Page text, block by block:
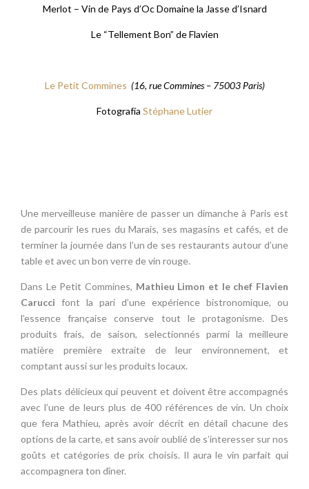
Merlot – Vin de Pays d’Oc Domaine la Jasse d’Isnard
Le “Tellement Bon” de Flavien
Le Petit Commines (16, rue Commines – 75003 Paris)
Fotografía Stéphane Lutier
Une merveilleuse manière de passer un dimanche à Paris est
de parcourir les rues du Marais, ses magasins et cafés, et de
terminer la journée dans l’un de ses restaurants autour d’une
table et avec un bon verre de vin rouge.
Dans Le Petit Commines, Mathieu Limon et le chef Flavien
Carucci font la pari d’une expérience bistronomique, ou
l’essence française conserve tout le protagonisme. Des
produits frais, de saison, selectionnés parmi la meilleure
matière première extraite de leur environnement, et
comptant aussi sur les produits locaux.
Des plats délicieux qui peuvent et doivent être accompagnés
avec l’une de leurs plus de 400 références de vin. Un choix
que fera Mathieu, après avoir décrit en détail chacune des
options de la carte, et sans avoir oublié de s’interesser sur nos
goûts et catégories de prix choisis. Il aura le vin parfait qui
accompagnera ton dîner.